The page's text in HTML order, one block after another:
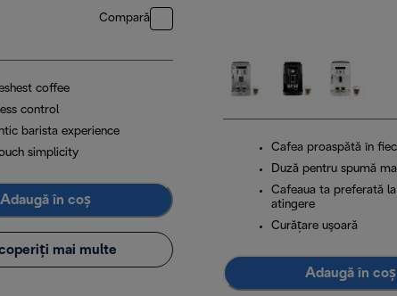
Compară
coffee
control
barista experience
simplicity
Adaugă în coș
mai multe
Cafea proaspătă în
Duză pentru spumă
Cafeaua ta preferată
atingere
Curăţare uşoară
Adaugă în coș